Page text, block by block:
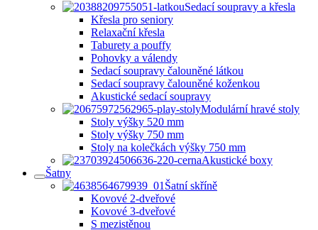
Sedací soupravy a křesla
Křesla pro seniory
Relaxační křesla
Taburety a pouffy
Pohovky a válendy
Sedací soupravy čalouněné látkou
Sedací soupravy čalouněné koženkou
Akustické sedací soupravy
Modulární hravé stoly
Stoly výšky 520 mm
Stoly výšky 750 mm
Stoly na kolečkách výšky 750 mm
Akustické boxy
Šatny
Šatní skříně
Kovové 2-dveřové
Kovové 3-dveřové
S mezistěnou